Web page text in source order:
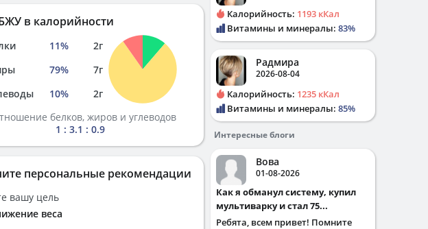
в калорийности
11% 2г
79% 7г
10% 2г
белков, жиров и углеводов
1 : 3.1 : 0.9
персональные рекомендации
вашу цель
веса
Калорийность: 1193 кКал
Витамины и минералы: 83%
Радмира
2026-08-04
Калорийность: 1235 кКал
Витамины и минералы: 85%
Интересные блоги
Вова
01-08-2026
Как я обманул систему, купил
мультиварку и стал 75...
Ребята, всем привет! Помните